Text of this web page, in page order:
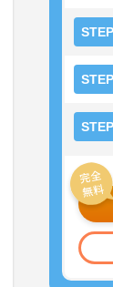
STEP
STEP
STEP